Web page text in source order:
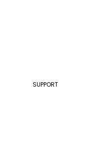
SUPPORT